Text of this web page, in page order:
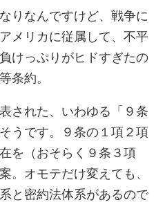
りなんですけど、戦争に
メリカに従属して、不平
けっぷりがヒドすぎたの
条約。
された、いわゆる「９条
うです。９条の１項２項
を（おそらく９条３項
。オモテだけ変えても、
と密約法体系があるので